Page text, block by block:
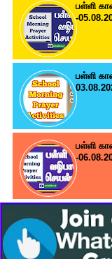
பள்ளி
-
பள்ளி
பள்ளி
-